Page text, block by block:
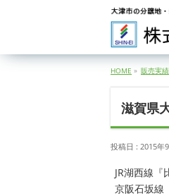
HOME » 販売実績
滋賀県
投稿日 : 2015年
JR湖西線『
京阪石坂線